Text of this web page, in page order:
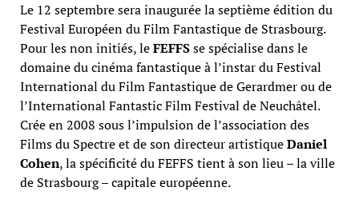
Le 12 septembre sera inaugurée la septième édition du
Festival Européen du Film Fantastique de Strasbourg.
Pour les non initiés, leFEFFSse spécialise dans le
domaine du cinéma fantastique à l’instar du Festival
International du Film Fantastique de Gerardmer ou de
l’International Fantastic Film Festival de Neuchâtel.
Crée en 2008 sous l’impulsion de l’association des
Films du Spectre et de son directeur artistiqueDaniel
Cohen, la spécificité du FEFFS tient à son lieu – la ville
de Strasbourg – capitale européenne.